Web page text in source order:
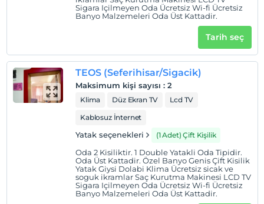
SIğacık pazarı tam bir şenliktir. İon Slow City'den
ayrılırken sizi karşıladıkları gibi uğurlayacaklardır
yüzle...Ayrıldıktan sonra şunu düşüneceksiniz:'Bir otele
gittiğimizi sanmıştık, meğer misafirliğe gitmişiz.'
İyi İstirahatler!
Tesis lokasyon bilgileri
bulunmamaktadır. Aracınızı kale dışında müsait olan
alanlara park edebilirsiniz. Ayrıca kale içine araç ile
girilmemektedir. Tesisimizin Kale İçindeki Tarifi:
Tesisimiz kale içinde olup, Liman caddesi tarafındaki kale
kapısından girince ilk sola dönüldüğünde soldan
Sigara Içilmeyen Oda Ücretsiz Wi-fi Ücretsiz
Banyo Malzemeleri Oda Üst Kattadir.
Tarih seç
TEOS (Seferihisar/Sigacik)
Maksimum kişi sayısı : 2
Klima Düz Ekran TV
Lcd TV
Kablosuz İnternet
Yatak seçenekleri (1 Adet) Çift Kişilik
Oda 2 Kisiliktir. 1 Double Yatakli Oda Tipidir.
Oda Üst Kattadir. Özel Banyo Genis Çift Kisilik
Yatak Giysi Dolabi Klima Ücretsiz sicak ve
soguk ikramlar Saç Kurutma Makinesi LCD TV
Sigara Içilmeyen Oda Ücretsiz Wi-fi Ücretsiz
Banyo Malzemeleri Oda Üst Kattadir.